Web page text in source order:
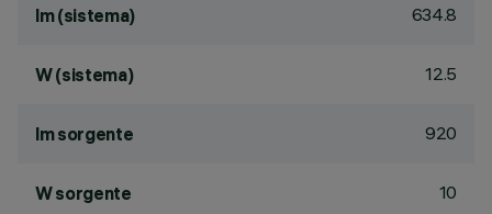
lm (sistema) 634.8
W (sistema) 12.5
lm sorgente 920
W sorgente 10